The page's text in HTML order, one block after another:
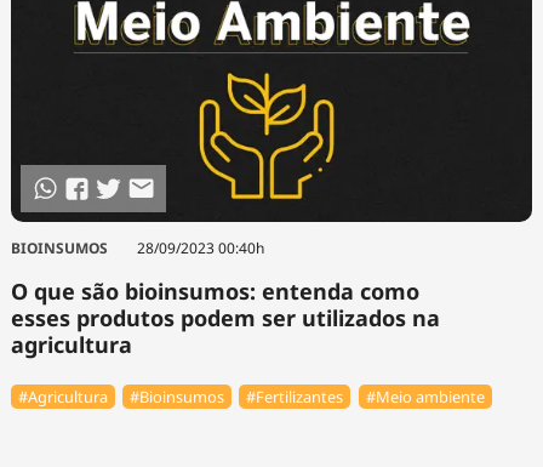
BIOINSUMOS 28/09/2023 00:40h
O que são bioinsumos: entenda como
esses produtos podem ser utilizados na
agricultura
#Agricultura #Bioinsumos #Fertilizantes #Meio ambiente